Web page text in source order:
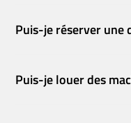
Puis-je réserver une
Puis-je louer des